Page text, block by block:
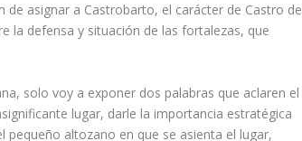
de asignar a Castrobarto, el carácter de Castro de
la defensa y situación de las fortalezas, que
solo voy a exponer dos palabras que aclaren el
lugar, darle la importancia estratégica
altozano en que se asienta el lugar,